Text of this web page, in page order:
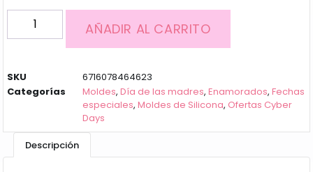
AÑADIR AL CARRITO
SKU
6716078464623
Categorías
Moldes,Día de las madres,Enamorados,Fechas
especiales,Moldes de Silicona, Ofertas Cyber
Days
Descripción